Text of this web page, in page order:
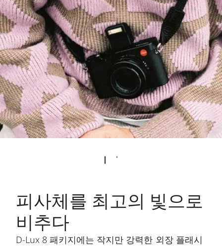
피사체를 최고의 빛으로
비추다
D-Lux 8 패키지에는 작지만 강력한 외장 플래시